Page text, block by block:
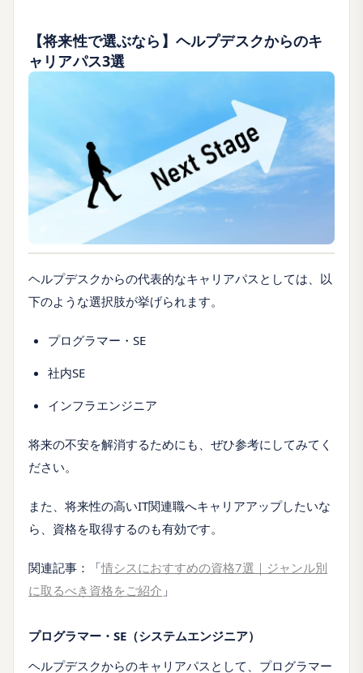
【将来性で選ぶなら】ヘルプデスクからのキ
ャリアパス3選
ヘルプデスクからの代表的なキャリアパスとしては、以
下のような選択肢が挙げられます。
プログラマー・SE
社内SE
インフラエンジニア
将来の不安を解消するためにも、ぜひ参考にしてみてく
ださい。
また、将来性の高いIT関連職へキャリアアップしたいな
ら、資格を取得するのも有効です。
関連記事：「情シスにおすすめの資格7選｜ジャンル別
に取るべき資格をご紹介 」
プログラマー・SE（システムエンジニア）
ヘルプデスクからのキャリアパスとして、プログラマー